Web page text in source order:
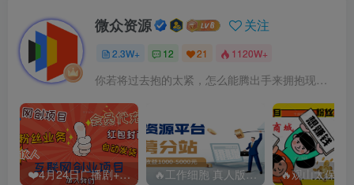
微众资源 关注
2.3W+ 12 21 1120W+
你若将过去抱的太紧，怎么能腾出手来拥抱现在？
❤️4月24日广播剧+有S剧单期合集 百度： 🔥工作细胞 真人版（2025）【日本/剧情/奇幻】 百度：